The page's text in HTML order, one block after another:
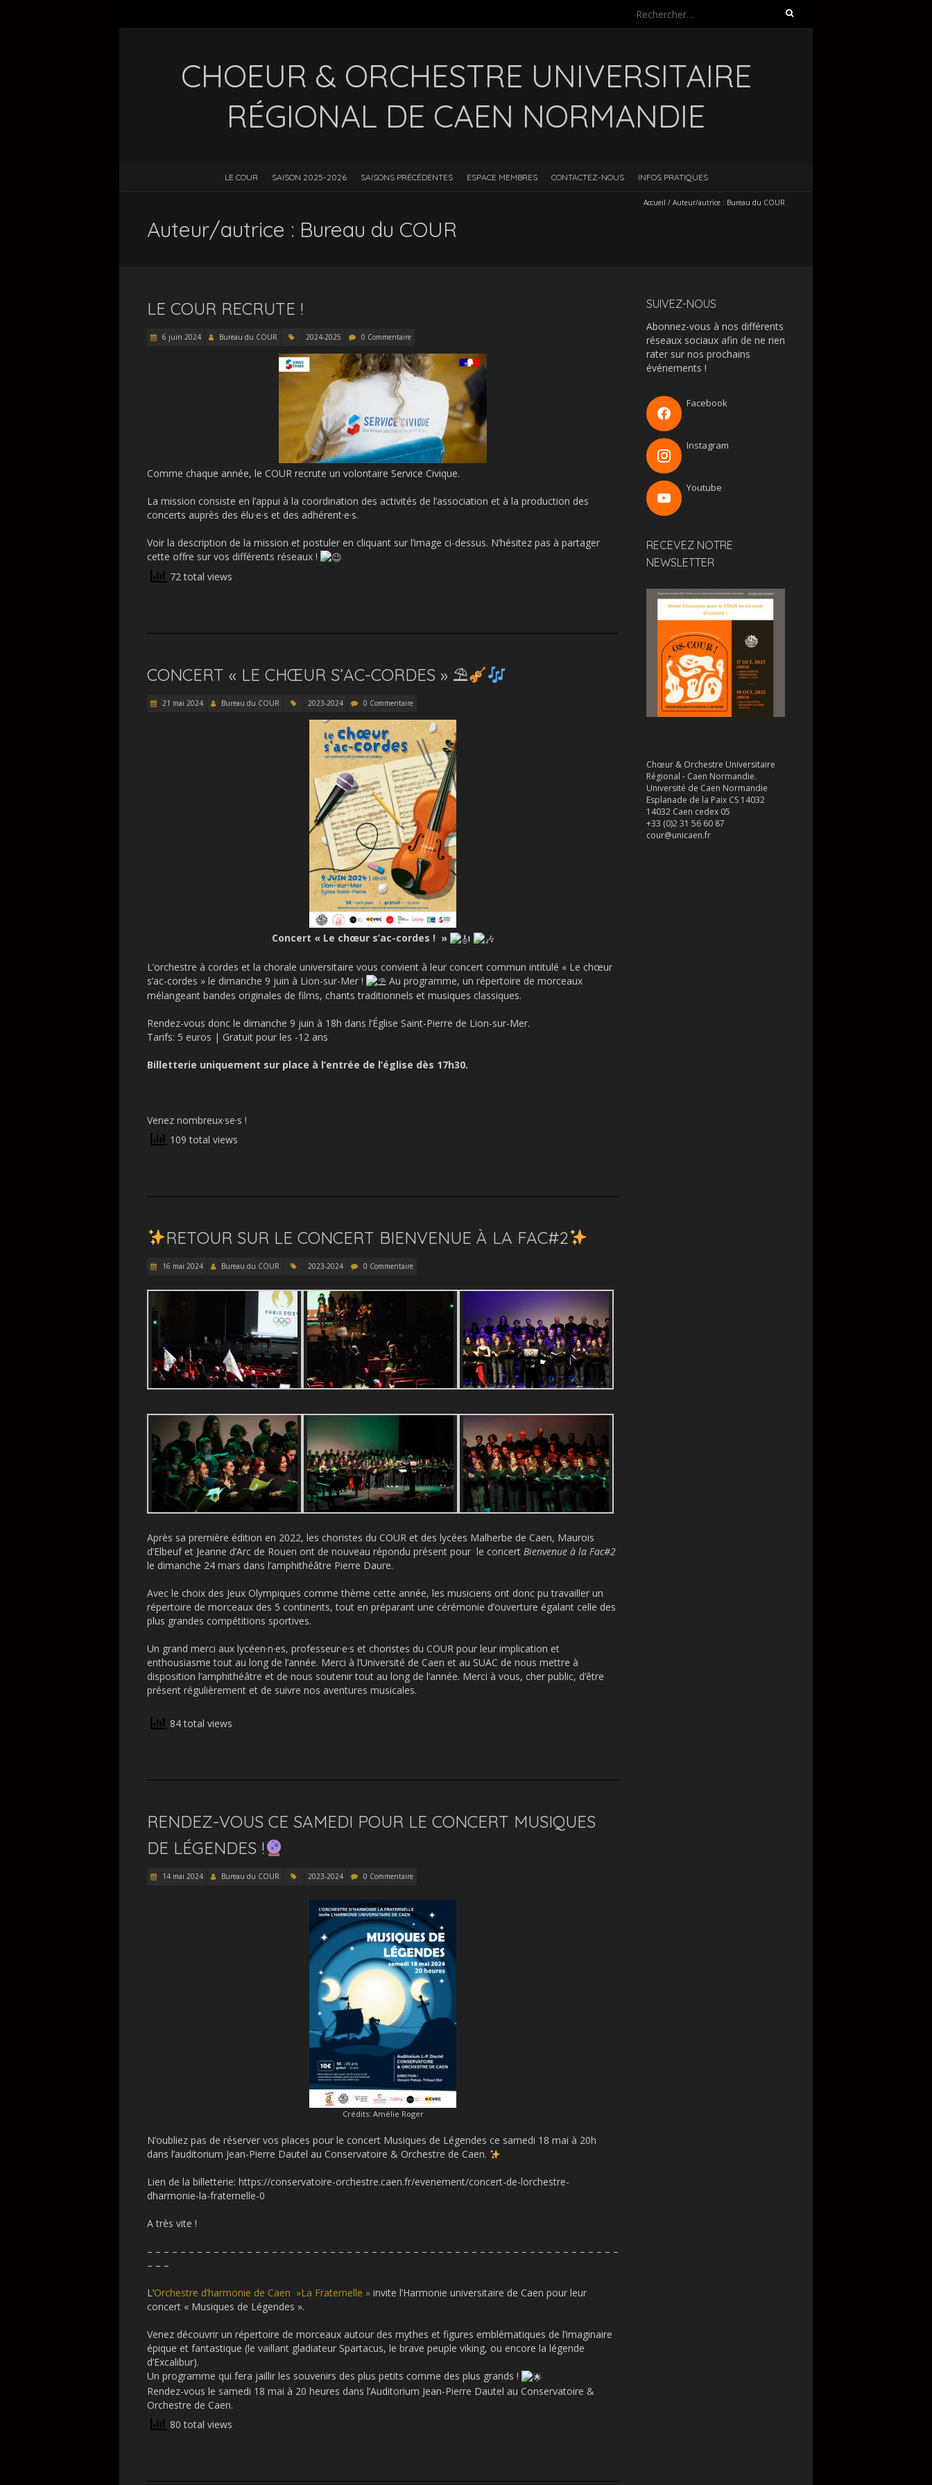
Rechercher :
CHOEUR & ORCHESTRE UNIVERSITAIRE
RÉGIONAL DE CAEN NORMANDIE
LE COUR SAISON 2025-2026 SAISONS PRÉCÉDENTES ESPACE MEMBRES CONTACTEZ-NOUS INFOS PRATIQUES
Accueil / Auteur/autrice : Bureau du COUR
Auteur/autrice : Bureau du COUR
LE COUR RECRUTE !
6 juin 2024 Bureau du COUR 2024-2025 0 Commentaire
Comme chaque année, le COUR recrute un volontaire Service Civique.
La mission consiste en l’appui à la coordination des activités de l’association et à la production des
concerts auprès des élu·e·s et des adhérent·e·s.
Voir la description de la mission et postuler en cliquant sur l’image ci-dessus. N’hésitez pas à partager
cette offre sur vos différents réseaux !
72 total views
CONCERT « LE CHŒUR S’AC-CORDES » ⛱
21 mai 2024 Bureau du COUR 2023-2024 0 Commentaire
Concert « Le chœur s’ac-cordes ! »
L’orchestre à cordes et la chorale universitaire vous convient à leur concert commun intitulé « Le chœur
s’ac-cordes » le dimanche 9 juin à Lion-sur-Mer !
Au programme, un répertoire de morceaux
mélangeant bandes originales de films, chants traditionnels et musiques classiques.
Rendez-vous donc le dimanche 9 juin à 18h dans l’Église Saint-Pierre de Lion-sur-Mer.
Tarifs: 5 euros | Gratuit pour les -12 ans
Billetterie uniquement sur place à l’entrée de l’église dès 17h30.
Venez nombreux·se·s !
109 total views
RETOUR SUR LE CONCERT BIENVENUE À LA FAC#2
16 mai 2024 Bureau du COUR 2023-2024 0 Commentaire
Après sa première édition en 2022, les choristes du COUR et des lycées Malherbe de Caen, Maurois
d’Elbeuf et Jeanne d’Arc de Rouen ont de nouveau répondu présent pour le concert Bienvenue à la Fac#2
le dimanche 24 mars dans l’amphithéâtre Pierre Daure.
Avec le choix des Jeux Olympiques comme thème cette année, les musiciens ont donc pu travailler un
répertoire de morceaux des 5 continents, tout en préparant une cérémonie d’ouverture égalant celle des
plus grandes compétitions sportives.
Un grand merci aux lycéen·n·es, professeur·e·s et choristes du COUR pour leur implication et
enthousiasme tout au long de l’année. Merci à l’Université de Caen et au SUAC de nous mettre à
disposition l’amphithéâtre et de nous soutenir tout au long de l’année. Merci à vous, cher public, d’être
présent régulièrement et de suivre nos aventures musicales.
84 total views
RENDEZ-VOUS CE SAMEDI POUR LE CONCERT MUSIQUES
DE LÉGENDES !
14 mai 2024 Bureau du COUR 2023-2024 0 Commentaire
Crédits: Amélie Roger
N’oubliez pas de réserver vos places pour le concert Musiques de Légendes ce samedi 18 mai à 20h
dans l’auditorium Jean-Pierre Dautel au Conservatoire & Orchestre de Caen.
Lien de la billetterie: https://conservatoire-orchestre.caen.fr/evenement/concert-de-lorchestre-
dharmonie-la-fraternelle-0
A très vite !
– – – – – – – – – – – – – – – – – – – – – – – – – – – – – – – – – – – – – – – – – – – – – – – – – – – – – – – – –
– – –
L’Orchestre d’harmonie de Caen »La Fraternelle » invite l’Harmonie universitaire de Caen pour leur
concert « Musiques de Légendes ».
Venez découvrir un répertoire de morceaux autour des mythes et figures emblématiques de l’imaginaire
épique et fantastique (le vaillant gladiateur Spartacus, le brave peuple viking, ou encore la légende
d’Excalibur).
Un programme qui fera jaillir les souvenirs des plus petits comme des plus grands !
Rendez-vous le samedi 18 mai à 20 heures dans l’Auditorium Jean-Pierre Dautel au Conservatoire &
Orchestre de Caen.
80 total views
SUIVEZ-NOUS
Abonnez-vous à nos différents
réseaux sociaux afin de ne rien
rater sur nos prochains
événements !
Facebook
Instagram
Youtube
RECEVEZ NOTRE
NEWSLETTER
Chœur & Orchestre Universitaire
Régional - Caen Normandie.
Université de Caen Normandie
Esplanade de la Paix CS 14032
14032 Caen cedex 05
+33 (0)2 31 56 60 87
cour@unicaen.fr